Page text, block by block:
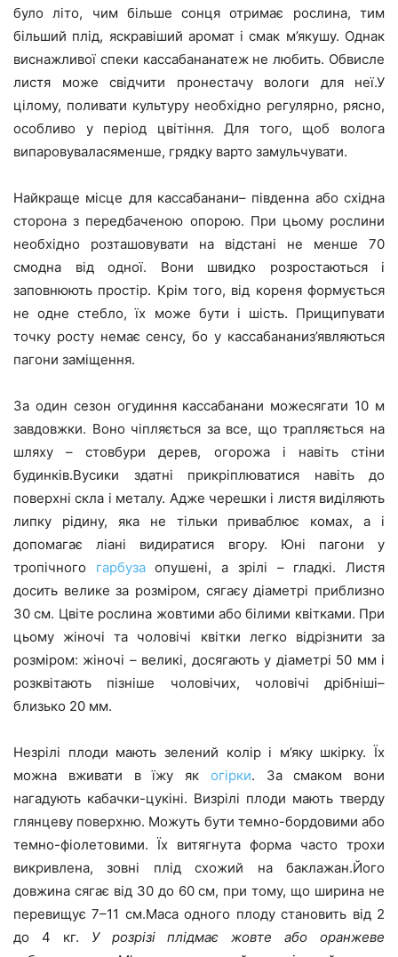
було літо, чим більше сонця отримає рослина, тим
більший плід, яскравіший аромат і смак м’якушу. Однак
виснажливої ​​спеки кассабананатеж не любить. Обвисле
листя може свідчити пронестачу вологи для неї.У
цілому, поливати культуру необхідно регулярно, рясно,
особливо у період цвітіння. Для того, щоб волога
випаровуваласяменше, грядку варто замульчувати.
Найкраще місце для кассабанани– південна або східна
сторона з передбаченою опорою. При цьому рослини
необхідно розташовувати на відстані не менше 70
смодна від одної. Вони швидко розростаються і
заповнюють простір. Крім того, від кореня формується
не одне стебло, їх може бути і шість. Прищипувати
точку росту немає сенсу, бо у кассабананиз’являються
пагони заміщення.
За один сезон огудиння кассабанани можесягати 10 м
завдовжки. Воно чіпляється за все, що трапляється на
шляху – стовбури дерев, огорожа і навіть стіни
будинків.Вусики здатні прикріплюватися навіть до
поверхні скла і металу. Адже черешки і листя виділяють
липку рідину, яка не тільки приваблює комах, а і
допомагає ліані видиратися вгору. Юні пагони у
тропічного гарбузаопушені, а зрілі – гладкі. Листя
досить велике за розміром, сягаєу діаметрі приблизно
30 см. Цвіте рослина жовтими або білими квітками. При
цьому жіночі та чоловічі квітки легко відрізнити за
розміром: жіночі – великі, досягають у діаметрі 50 мм і
розквітають пізніше чоловічих, чоловічі дрібніші–
близько 20 мм.
Незрілі плоди мають зелений колір і м’яку шкірку. Їх
можна вживати в їжу як огірки. За смаком вони
нагадують кабачки-цукіні. Визрілі плоди мають тверду
глянцеву поверхню. Можуть бути темно-бордовими або
темно-фіолетовими. Їх витягнута форма часто трохи
викривлена, зовні плід схожий на баклажан.Його
довжина сягає від 30 до 60 см, при тому, що ширина не
перевищує 7–11 см.Маса одного плоду становить від 2
до 4 кг. У розрізі плідмає жовте або оранжеве